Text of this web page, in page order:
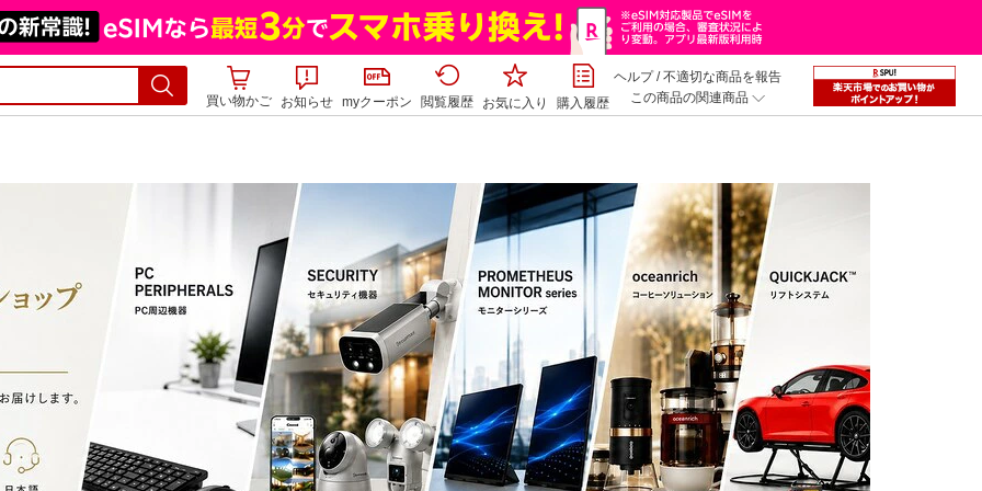
買い物かご お知らせ myクーポン 閲覧履歴 お気に入り 購入履歴
ヘルプ/不適切な商品を報告
この商品の関連商品